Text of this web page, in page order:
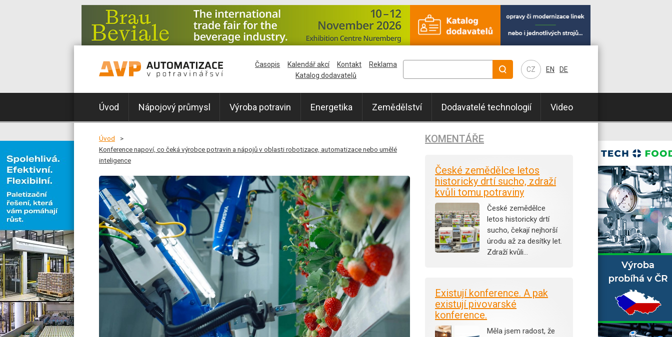
CZ EN DE
Úvod Nápojový průmysl Výroba potravin Energetika Zemědělství Dodavatelé technologií Video
Časopis Kalendář akcí Kontakt
Reklama
Katalog dodavatelů
Úvod
Konference napoví, co čeká výrobce potravin a nápojů v oblasti robotizace, automatizace nebo umělé
inteligence
KOMENTÁŘE
České zemědělce letos
historicky drtí sucho, zdraží
kvůli tomu potraviny
České zemědělce
letos historicky drtí
sucho, čekají nejhorší
úrodu až za desítky let.
Zdraží kvůli…
Existují konference. A pak
existují pivovarské
konference.
Měla jsem radost, že